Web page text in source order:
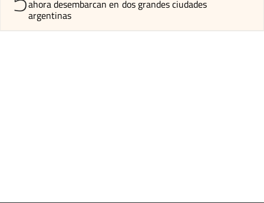
ahora desembarcan en dos grandes ciudades
argentinas